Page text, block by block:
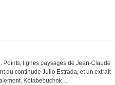
Points, lignes paysages de Jean-Claude
du continude Julio Estrada, et un extrait
Kotabebuchok…